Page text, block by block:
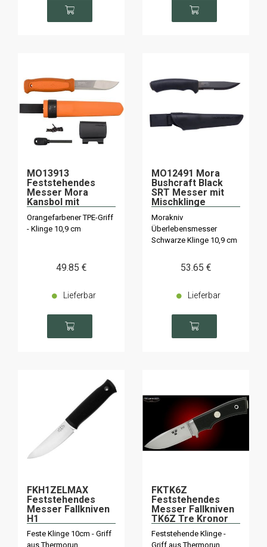
MO13913
Feststehendes
Messer Mora
Kansbol mit
Survival Kit
Orangefarbener TPE-Griff
- Klinge 10,9 cm
49.85 €
Lieferbar
MO12491 Mora
Bushcraft Black
SRT Messer mit
Mischklinge
Morakniv
Überlebensmesser
Schwarze Klinge 10,9 cm
53.65 €
Lieferbar
FKH1ZELMAX
Feststehendes
Messer Fallkniven
H1
Feste Klinge 10cm - Griff
aus Thermorun.
FKTK6Z
Feststehendes
Messer Fallkniven
TK6Z Tre Kronor
Feststehende Klinge -
Griff aus Thermorun